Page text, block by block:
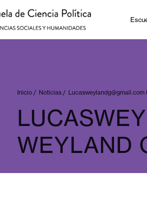
Inicio / Noticias / Lucasweylandg@gmail.com
WEYLAND